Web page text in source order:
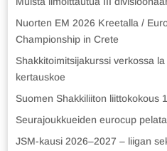
Nuorten EM 2026 Kreetalla /
Championship in Crete
Shakkitoimitsijakurssi verkossa
kertauskoe
Suomen Shakkiliiton liittokokous
Seurajoukkueiden eurocup
JSM-kausi 2026–2027 – liigan